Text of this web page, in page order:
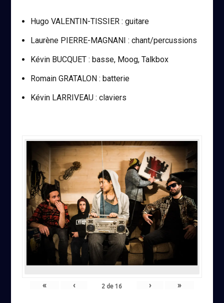
Hugo VALENTIN-TISSIER : guitare
Laurène PIERRE-MAGNANI : chant/percussions
Kévin BUCQUET : basse, Moog, Talkbox
Romain GRATALON : batterie
Kévin LARRIVEAU : claviers
« ‹ 2 de16 › »